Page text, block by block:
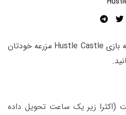
با خرید جم و آیتم‌های روزانه بازی Hustle Castle مزرعه خودتان
دقیقه تا 4 ساعت (اکثرا زیر یک ساعت تحویل داده